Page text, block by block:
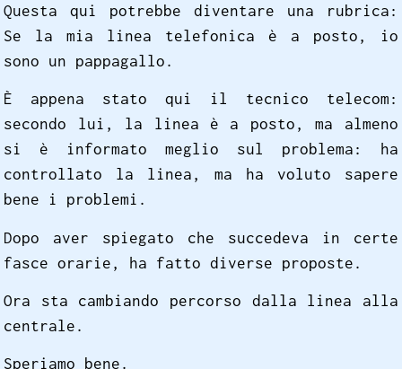
Questa qui potrebbe diventare una rubrica:
Se la mia linea telefonica è a posto, io
sono un pappagallo.
È appena stato qui il tecnico telecom:
secondo lui, la linea è a posto, ma almeno
si è informato meglio sul problema: ha
controllato la linea, ma ha voluto sapere
bene i problemi.
Dopo aver spiegato che succedeva in certe
fasce orarie, ha fatto diverse proposte.
Ora sta cambiando percorso dalla linea alla
centrale.
Speriamo bene.